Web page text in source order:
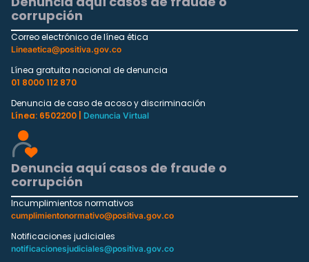
corrupción
Correo electrónico de línea ética
Lineaetica@positiva.gov.co
Línea gratuita nacional de denuncia
01 8000 112 870
Denuncia de caso de acoso y discriminación
Línea: 6502200 |
Denuncia Virtual
Denuncia aquí casos de fraude o
corrupción
Incumplimientos normativos
cumplimientonormativo@positiva.gov.co
Notificaciones judiciales
notificacionesjudiciales@positiva.gov.co